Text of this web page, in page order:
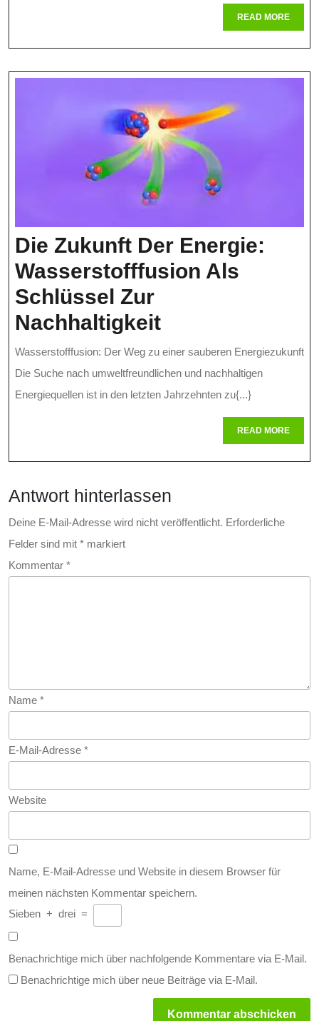
Www.nuklearmedizin
Im
Fokus
READ MOREREAD
MORE
Die Zukunft Der Energie:
Wasserstofffusion Als
Schlüssel Zur
NachhaltigkeitDie
Zukunft
Der
Energie:
Zur
Nachhaltigkeit
Wasserstofffusion: Der Weg zu einer sauberen Energiezukunft
Die Suche nach umweltfreundlichen und nachhaltigen
Energiequellen ist in den letzten Jahrzehnten zu{...}
READ MOREREAD
MORE
Antwort hinterlassen
Deine E-Mail-Adresse wird nicht veröffentlicht. Erforderliche
Felder sind mit * markiert
Kommentar *
Name *
E-Mail-Adresse *
Website
Name, E-Mail-Adresse und Website in diesem Browser für
meinen nächsten Kommentar speichern.
Sieben + drei =
Benachrichtige mich über nachfolgende Kommentare via E-Mail.
Benachrichtige mich über neue Beiträge via E-Mail.